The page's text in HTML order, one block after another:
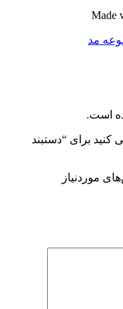
Made
مد
است.
کنید برای “دستبند
موردنیاز